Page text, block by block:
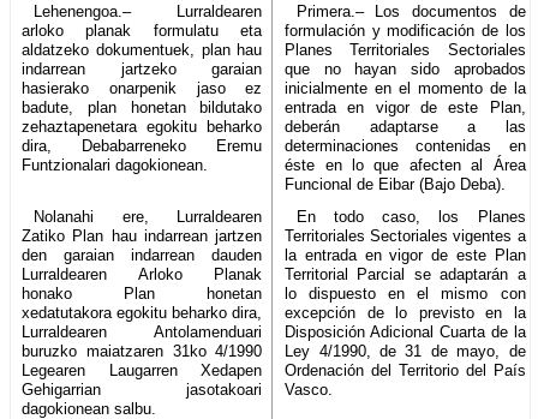
Lehenengoa.– Lurraldearen
arloko planak formulatu eta
aldatzeko dokumentuek, plan hau
indarrean jartzeko garaian
hasierako onarpenik jaso ez
badute, plan honetan bildutako
zehaztapenetara egokitu beharko
dira, Debabarreneko Eremu
Funtzionalari dagokionean.
Primera.– Los documentos de
formulación y modificación de los
Planes Territoriales Sectoriales
que no hayan sido aprobados
inicialmente en el momento de la
entrada en vigor de este Plan,
deberán adaptarse a las
determinaciones contenidas en
éste en lo que afecten al Área
Funcional de Eibar (Bajo Deba).
Nolanahi ere, Lurraldearen
Zatiko Plan hau indarrean jartzen
den garaian indarrean dauden
Lurraldearen Arloko Planak
honako Plan honetan
xedatutakora egokitu beharko dira,
Lurraldearen Antolamenduari
buruzko maiatzaren 31ko 4/1990
Legearen Laugarren Xedapen
Gehigarrian jasotakoari
dagokionean salbu.
En todo caso, los Planes
Territoriales Sectoriales vigentes a
la entrada en vigor de este Plan
Territorial Parcial se adaptarán a
lo dispuesto en el mismo con
excepción de lo previsto en la
Disposición Adicional Cuarta de la
Ley 4/1990, de 31 de mayo, de
Ordenación del Territorio del País
Vasco.